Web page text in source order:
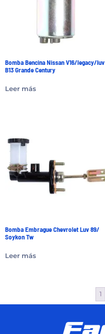
Bomba Bencina Nissan V16/legacy/luv
B13 Grande Century
Leer más
Bomba Embrague Chevrolet Luv 89/
Soykon Tw
Leer más
1